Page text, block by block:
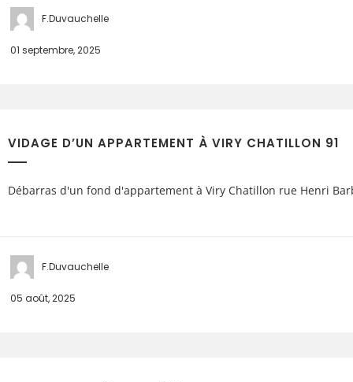
F.Duvauchelle
01 septembre, 2025
VIDAGE D’UN APPARTEMENT À VIRY CHATILLON 91
Débarras d'un fond d'appartement à Viry Chatillon rue Henri
F.Duvauchelle
05 août, 2025